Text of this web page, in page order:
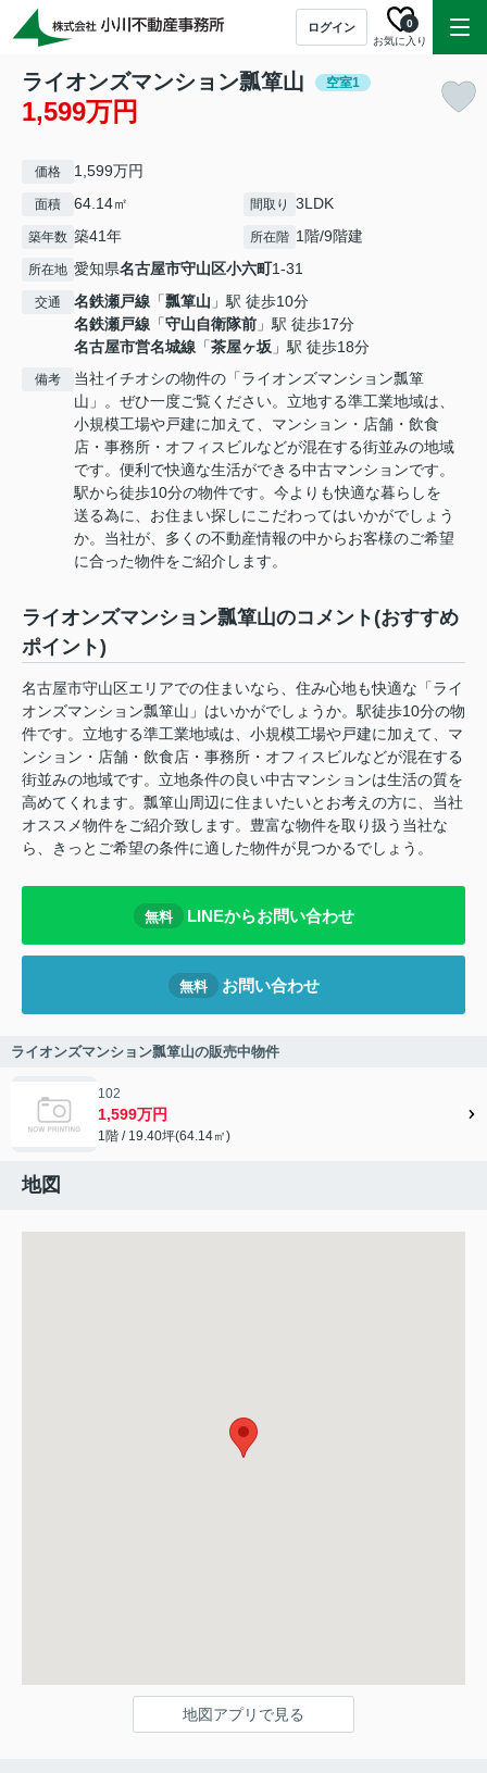
ログイン
お気に入り
0
ライオンズマンション瓢箪山 空室1
1,599万円
価格 1,599万円
面積 64.14㎡ 間取り 3LDK
築年数 築41年 所在階 1階/9階建
所在地 愛知県名古屋市守山区小六町1-31
交通 名鉄瀬戸線 「瓢箪山 」駅 徒歩10分
名鉄瀬戸線 「守山自衛隊前 」駅 徒歩17分
名古屋市営名城線 「茶屋ヶ坂 」駅 徒歩18分
備考
当社イチオシの物件の「ライオンズマンション瓢箪
山」。ぜひ一度ご覧ください。立地する準工業地域は、
小規模工場や戸建に加えて、マンション・店舗・飲食
店・事務所・オフィスビルなどが混在する街並みの地域
です。便利で快適な生活ができる中古マンションです。
駅から徒歩10分の物件です。今よりも快適な暮らしを
送る為に、お住まい探しにこだわってはいかがでしょう
か。当社が、多くの不動産情報の中からお客様のご希望
に合った物件をご紹介します。
ライオンズマンション瓢箪山のコメント(おすすめ
ポイント)
名古屋市守山区エリアでの住まいなら、住み心地も快適な「ライ
オンズマンション瓢箪山」はいかがでしょうか。駅徒歩10分の物
件です。立地する準工業地域は、小規模工場や戸建に加えて、マ
ンション・店舗・飲食店・事務所・オフィスビルなどが混在する
街並みの地域です。立地条件の良い中古マンションは生活の質を
高めてくれます。瓢箪山周辺に住まいたいとお考えの方に、当社
オススメ物件をご紹介致します。豊富な物件を取り扱う当社な
ら、きっとご希望の条件に適した物件が見つかるでしょう。
無料 LINEからお問い合わせ
無料 お問い合わせ
ライオンズマンション瓢箪山の販売中物件
102
1,599万円
1階 / 19.40坪(64.14㎡)
地図
地図アプリで見る